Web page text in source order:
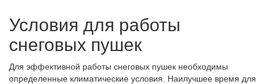
Условия для работы
снеговых пушек
Для эффективной работы снеговых пушек необходимы
определенные климатические условия. Наилучшее время для